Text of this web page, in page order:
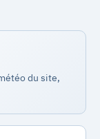
du site,